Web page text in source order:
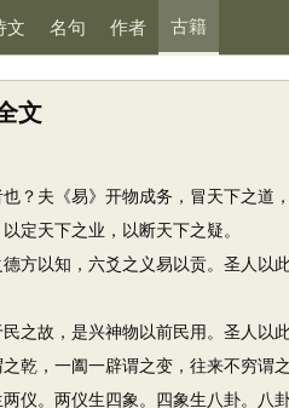
文 名句 作者 古籍
文
夫《易》开物成务，冒天下之道，
天下之业，以断天下之疑。
以知，六爻之义易以贡。圣人以
故，是兴神物以前民用。圣人以此
，一阖一辟谓之变，往来不穷谓之
。两仪生四象。四象生八卦。八卦